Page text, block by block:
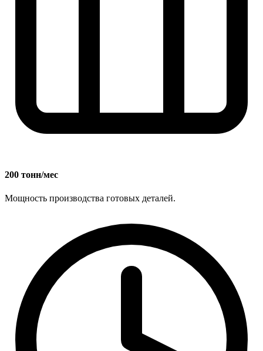
200 тонн/мес
Мощность производства готовых деталей.